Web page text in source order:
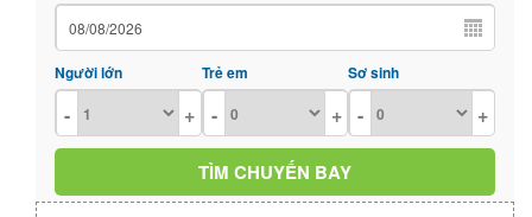
Người lớn
- +
Trẻ em
- +
Sơ sinh
- +